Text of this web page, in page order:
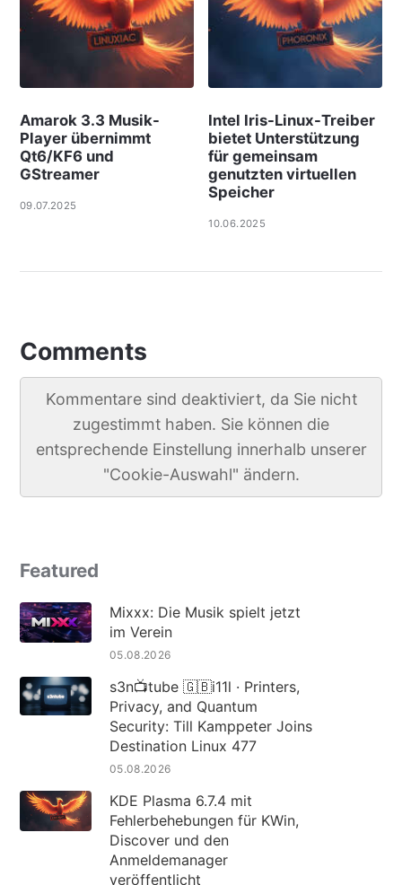
Amarok 3.3 Musik-
Player übernimmt
Qt6/KF6 und
GStreamer
09.07.2025
Intel Iris-Linux-Treiber
bietet Unterstützung
für gemeinsam
genutzten virtuellen
Speicher
10.06.2025
Comments
Kommentare sind deaktiviert, da Sie nicht
zugestimmt haben. Sie können die
entsprechende Einstellung innerhalb unserer
"Cookie-Auswahl" ändern.
Featured
Mixxx: Die Musik spielt jetzt
im Verein
05.08.2026
s3n📺tube 🇬🇧i11l · Printers,
Privacy, and Quantum
Security: Till Kamppeter Joins
Destination Linux 477
05.08.2026
KDE Plasma 6.7.4 mit
Fehlerbehebungen für KWin,
Discover und den
Anmeldemanager
veröffentlicht